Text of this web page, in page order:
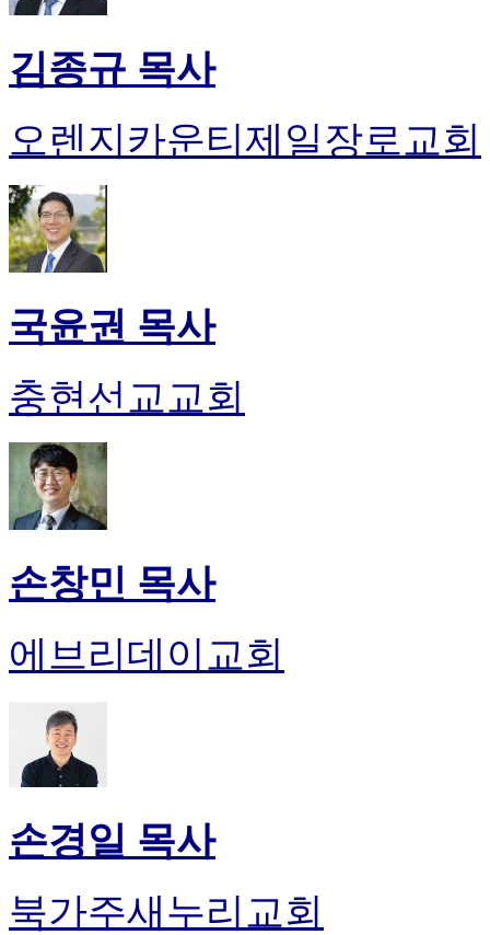
김종규 목사
오렌지카운티제일장로교회
국윤권 목사
충현선교교회
손창민 목사
에브리데이교회
손경일 목사
북가주새누리교회